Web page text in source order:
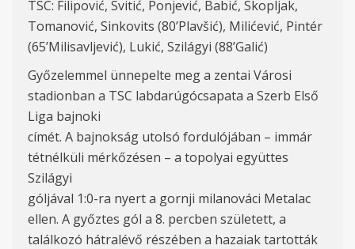
TSC: Filipović, Svitić, Ponjević, Babić, Skopljak,
Tomanović, Sinkovits (80’Plavšić), Milićević, Pintér
(65’Milisavljević), Lukić, Szilágyi (88’Galić)
Győzelemmel ünnepelte meg a zentai Városi
stadionban a TSC labdarúgócsapata a Szerb Első
Liga bajnoki
címét. A bajnokság utolsó fordulójában – immár
tétnélküli mérkőzésen – a topolyai együttes
Szilágyi
góljával 1:0-ra nyert a gornji milanováci Metalac
ellen. A győztes gól a 8. percben született, a
találkozó hátralévő részében a hazaiak tartották